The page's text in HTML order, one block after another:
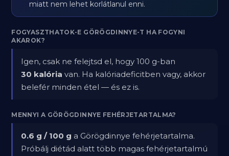
miatt nem lehet korlátlanul enni.
FOGYASZTHATOK-E GÖRÖGDINNYE-T HA FOGYNI
AKAROK?
Igen, csak ne felejtsd el, hogy 100 g-ban
30 kalória van. Ha kalóriadeficitben vagy, akkor
belefér minden étel — és ez is.
MENNYI A GÖRÖGDINNYE FEHÉRJETARTALMA?
0.6 g / 100 g a Görögdinnye fehérjetartalma.
Próbálj diétád alatt több magas fehérjetartalmú